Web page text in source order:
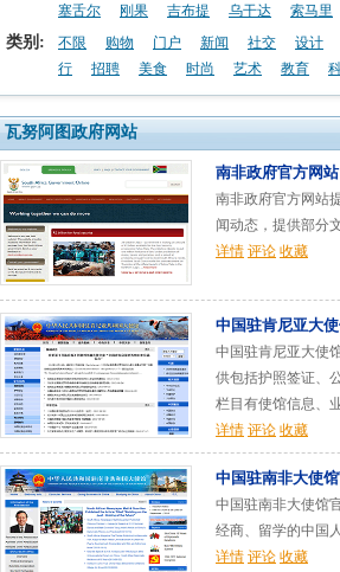
塞舌尔
刚果 吉布提 乌干达 索马里
类别: 不限 购物 门户 新闻 社交 设计
行
招聘 美食 时尚 艺术 教育
瓦努阿图政府网站
南非政府官方网站
南非政府官方网站
闻动态，提供部分
详情 评论 收藏
中国驻肯尼亚大
中国驻肯尼亚大使馆
供包括护照签证、
栏目有使馆信息、
详情 评论 收藏
中国驻南非大使
中国驻南非大使馆
经商、留学的中国
详情 评论 收藏